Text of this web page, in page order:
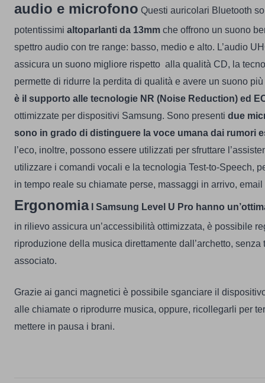
audio e microfono Questi auricolari Bluetooth
potentissimi altoparlanti da 13mm che offrono un suono
spettro audio con tre range: basso, medio e alto. L’audio
assicura un suono migliore rispetto alla qualità CD, la
permette di ridurre la perdita di qualità e avere un suono
è il supporto alle tecnologie NR (Noise Reduction) ed
ottimizzate per dispositivi Samsung. Sono presenti due
sono in grado di distinguere la voce umana dai rumori
l’eco, inoltre, possono essere utilizzati per sfruttare
utilizzare i comandi vocali e la tecnologia Test-to-Speech,
in tempo reale su chiamate perse, massaggi in arrivo, email
Ergonomia I Samsung Level U Pro hanno
in rilievo assicura un’accessibilità ottimizzata, è possibile
riproduzione della musica direttamente dall’archetto,
associato.
Grazie ai ganci magnetici è possibile sganciare il
alle chiamate o riprodurre musica, oppure, ricollegarli per
mettere in pausa i brani.